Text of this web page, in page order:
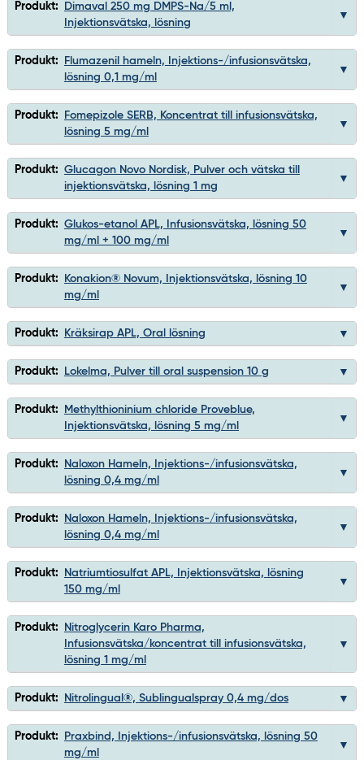
Produkt:
Dimaval 250 mg DMPS-Na/5 ml,
Injektionsvätska, lösning
Produkt:
Flumazenil hameln, Injektions-/infusionsvätska,
lösning 0,1 mg/ml
Produkt:
Fomepizole SERB, Koncentrat till infusionsvätska,
lösning 5 mg/ml
Produkt: Glucagon Novo Nordisk, Pulver och vätska till
injektionsvätska, lösning 1 mg
Produkt: Glukos-etanol APL, Infusionsvätska, lösning 50
mg/ml + 100 mg/ml
Produkt:
Konakion® Novum, Injektionsvätska, lösning 10
mg/ml
Produkt: Kräksirap APL, Oral lösning
Produkt: Lokelma, Pulver till oral suspension 10 g
Produkt:
Methylthioninium chloride Proveblue,
Injektionsvätska, lösning 5 mg/ml
Produkt:
Naloxon Hameln, Injektions-/infusionsvätska,
lösning 0,4 mg/ml
Produkt:
Naloxon Hameln, Injektions-/infusionsvätska,
lösning 0,4 mg/ml
Produkt:
Natriumtiosulfat APL, Injektionsvätska, lösning
150 mg/ml
Produkt:
Nitroglycerin Karo Pharma,
Infusionsvätska/koncentrat till infusionsvätska,
lösning 1 mg/ml
Produkt: Nitrolingual®, Sublingualspray 0,4 mg/dos
Produkt:
Praxbind, Injektions-/infusionsvätska, lösning 50
mg/ml